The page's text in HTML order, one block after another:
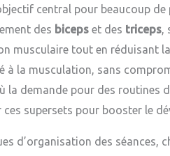
central pour beaucoup
des bicepset des triceps,
musculaire tout en réduisant
la musculation, sans
la demande pour des routines
supersets pour booster le
d’organisation des séances,